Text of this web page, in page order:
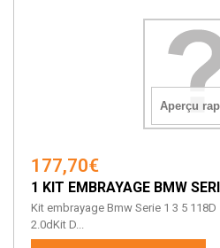
Aperçu
177,70€
1 KIT EMBRAYAGE BMW
Kit embrayage Bmw Serie 1 3 5 118D
2.0dKit D...